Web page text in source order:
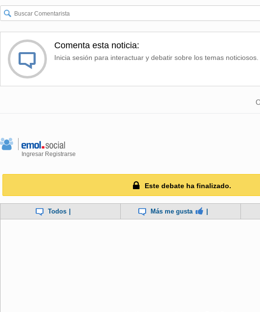
Comenta esta noticia:
Inicia sesión para interactuar y debatir sobre los temas noticiosos.
Ingresar Registrarse
Este debate ha finalizado.
Todos | Más me gusta |